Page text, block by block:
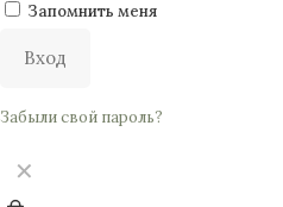
Запомнить меня
Вход
Забыли свой пароль?
✕